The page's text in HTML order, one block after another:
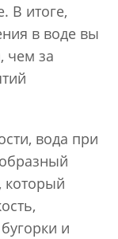
В итоге,
в воде вы
чем за
вода при
и